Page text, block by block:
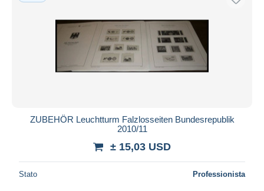
ZUBEHÖR Leuchtturm Falzlosseiten Bundesrepublik
2010/11
± 15,03 USD
Stato Professionista